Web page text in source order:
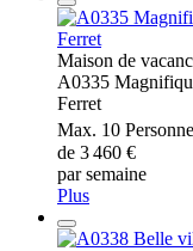
Maison de
A0335
Ferret
Max. 10
de 3 460 €
par semaine
Plus